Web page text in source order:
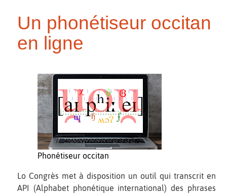
Un phonétiseur occitan
en ligne
Phonétiseur occitan
Lo Congrès met à disposition un outil qui transcrit en
API (Alphabet phonétique international) des phrases